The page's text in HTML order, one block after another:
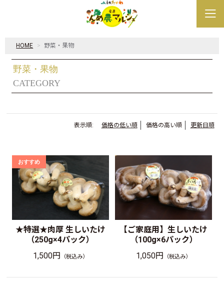
HOME 野菜・果物
CATEGORY
野菜・果物
表示順: 価格の低い順 価格の高い順 更新日順
★特選★肉厚 生しいたけ
（250g×4パック）
1,500円
（税込み）
【ご家庭用】生しいたけ
（100g×6パック）
1,050円 （税込み）